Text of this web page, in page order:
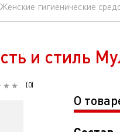
Женские гигиенические
и стиль
(0)
О